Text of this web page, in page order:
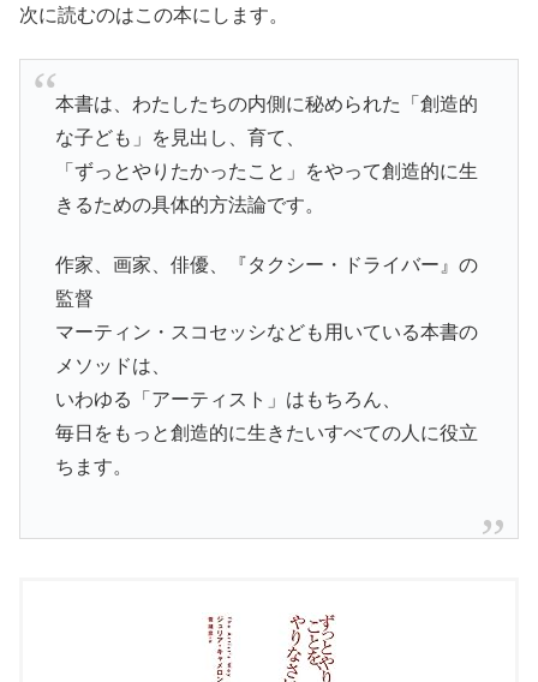
次に読むのはこの本にします。
本書は、わたしたちの内側に秘められた「創造的
な子ども」を見出し、育て、
「ずっとやりたかったこと」をやって創造的に生
きるための具体的方法論です。
作家、画家、俳優、『タクシー・ドライバー』の
監督
マーティン・スコセッシなども用いている本書の
メソッドは、
いわゆる「アーティスト」はもちろん、
毎日をもっと創造的に生きたいすべての人に役立
ちます。